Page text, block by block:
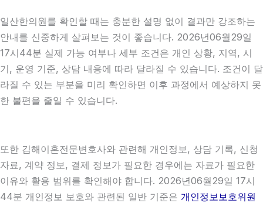
일산한의원를 확인할 때는 충분한 설명 없이 결과만 강조하는
안내를 신중하게 살펴보는 것이 좋습니다. 2026년06월29일
17시44분 실제 가능 여부나 세부 조건은 개인 상황, 지역, 시
기, 운영 기준, 상담 내용에 따라 달라질 수 있습니다. 조건이 달
라질 수 있는 부분을 미리 확인하면 이후 과정에서 예상하지 못
한 불편을 줄일 수 있습니다.
또한 김해이혼전문변호사와 관련해 개인정보, 상담 기록, 신청
자료, 계약 정보, 결제 정보가 필요한 경우에는 자료가 필요한
이유와 활용 범위를 확인해야 합니다. 2026년06월29일 17시
44분 개인정보 보호와 관련된 일반 기준은 개인정보보호위원